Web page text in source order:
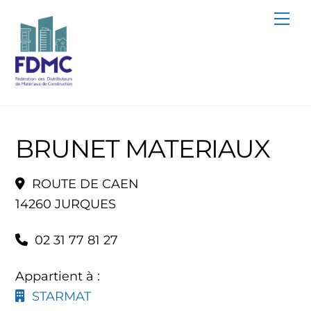
content
BRUNET MATERIAUX
ROUTE DE CAEN
14260 JURQUES
02 31 77 81 27
Appartient à :
STARMAT